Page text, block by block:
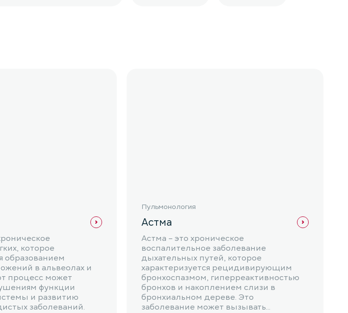
которое
образованием
в альвеолах и
процесс может
функции
и развитию
заболеваний.
Пульмонология
Астма
Астма – это хроническое
воспалительное заболевание
дыхательных путей, которое
характеризуется рецидивирующим
бронхоспазмом, гиперреактивностью
бронхов и накоплением слизи в
бронхиальном дереве. Это
заболевание может вызывать